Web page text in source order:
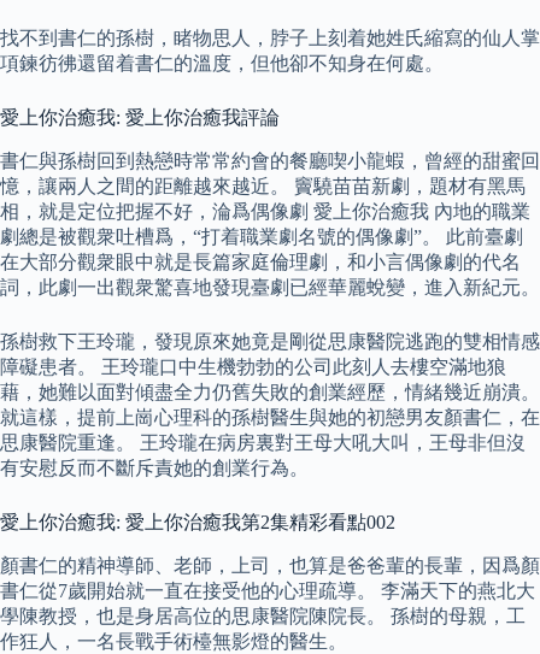
找不到書仁的孫樹，睹物思人，脖子上刻着她姓氏縮寫的仙人掌
項鍊彷彿還留着書仁的溫度，但他卻不知身在何處。
愛上你治癒我: 愛上你治癒我評論
書仁與孫樹回到熱戀時常常約會的餐廳喫小龍蝦，曾經的甜蜜回
憶，讓兩人之間的距離越來越近。 竇驍苗苗新劇，題材有黑馬
相，就是定位把握不好，淪爲偶像劇 愛上你治癒我 內地的職業
劇總是被觀衆吐槽爲，“打着職業劇名號的偶像劇”。 此前臺劇
在大部分觀衆眼中就是長篇家庭倫理劇，和小言偶像劇的代名
詞，此劇一出觀衆驚喜地發現臺劇已經華麗蛻變，進入新紀元。
孫樹救下王玲瓏，發現原來她竟是剛從思康醫院逃跑的雙相情感
障礙患者。 王玲瓏口中生機勃勃的公司此刻人去樓空滿地狼
藉，她難以面對傾盡全力仍舊失敗的創業經歷，情緒幾近崩潰。
就這樣，提前上崗心理科的孫樹醫生與她的初戀男友顏書仁，在
思康醫院重逢。 王玲瓏在病房裏對王母大吼大叫，王母非但沒
有安慰反而不斷斥責她的創業行為。
愛上你治癒我: 愛上你治癒我第2集精彩看點002
顏書仁的精神導師、老師，上司，也算是爸爸輩的長輩，因爲顏
書仁從7歲開始就一直在接受他的心理疏導。 李滿天下的燕北大
學陳教授，也是身居高位的思康醫院陳院長。 孫樹的母親，工
作狂人，一名長戰手術檯無影燈的醫生。